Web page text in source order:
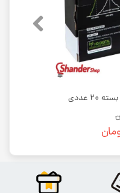
عددی